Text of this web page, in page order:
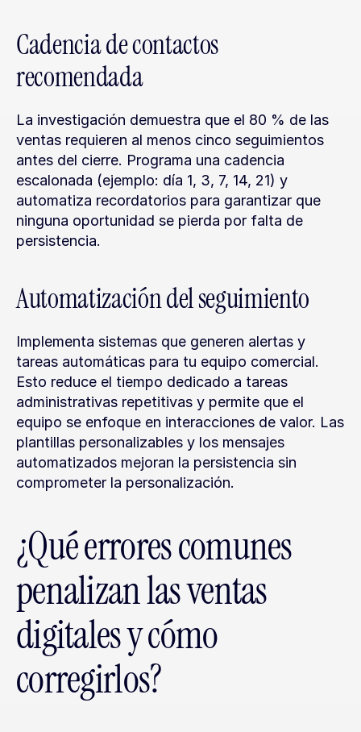
Cadencia de contactos
recomendada
La investigación demuestra que el 80 % de las
ventas requieren al menos cinco seguimientos
antes del cierre. Programa una cadencia
escalonada (ejemplo: día 1, 3, 7, 14, 21) y
automatiza recordatorios para garantizar que
ninguna oportunidad se pierda por falta de
persistencia.
Automatización del seguimiento
Implementa sistemas que generen alertas y
tareas automáticas para tu equipo comercial.
Esto reduce el tiempo dedicado a tareas
administrativas repetitivas y permite que el
equipo se enfoque en interacciones de valor. Las
plantillas personalizables y los mensajes
automatizados mejoran la persistencia sin
comprometer la personalización.
¿Qué errores comunes
penalizan las ventas
digitales y cómo
corregirlos?